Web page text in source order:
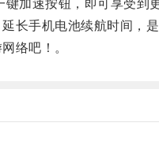
速按钮，即可享受到更
手机电池续航时间，是
络吧！。